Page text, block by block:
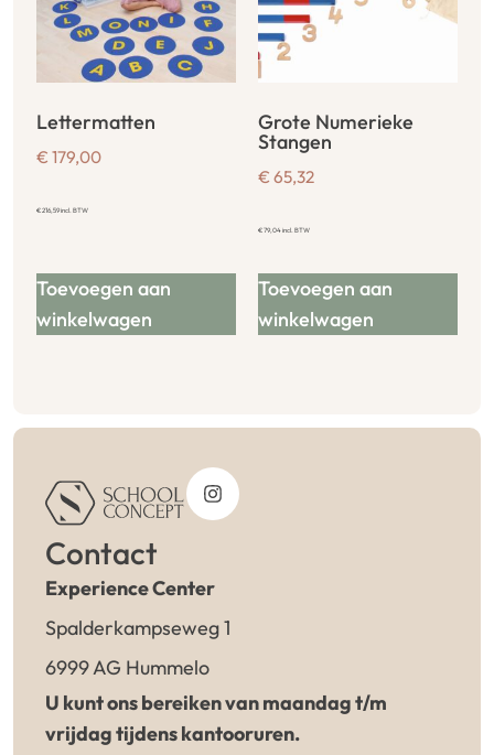
Lettermatten
€ 179,00
€216,59incl. BTW
Toevoegen aan
winkelwagen
Grote Numerieke
Stangen
€ 65,32
€79,04incl. BTW
Toevoegen aan
winkelwagen
Contact
Experience Center
Spalderkampseweg 1
6999 AG Hummelo
U kunt ons bereiken van maandag t/m
vrijdag tijdens kantooruren.